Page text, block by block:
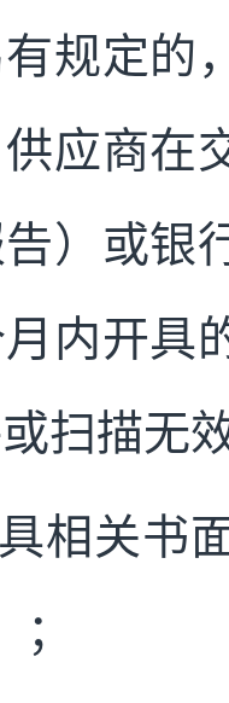
规定的
应商在
）或银
内开具
扫描无
相关书